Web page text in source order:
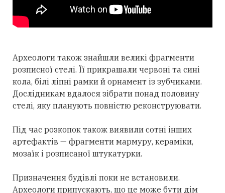
Археологи також знайшли великі фрагменти
розписної стелі. Її прикрашали червоні та сині
кола, білі ліпні рамки й орнамент із зубчиками.
Дослідникам вдалося зібрати понад половину
стелі, яку планують повністю реконструювати.
Під час розкопок також виявили сотні інших
артефактів — фрагменти мармуру, кераміки,
мозаїк і розписаної штукатурки.
Призначення будівлі поки не встановили.
Археологи припускають, що це може бути дім